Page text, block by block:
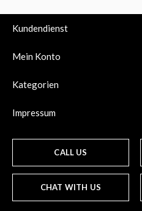
Kundendienst
Mein Konto
Kategorien
Impressum
CALL US
CHAT WITH US